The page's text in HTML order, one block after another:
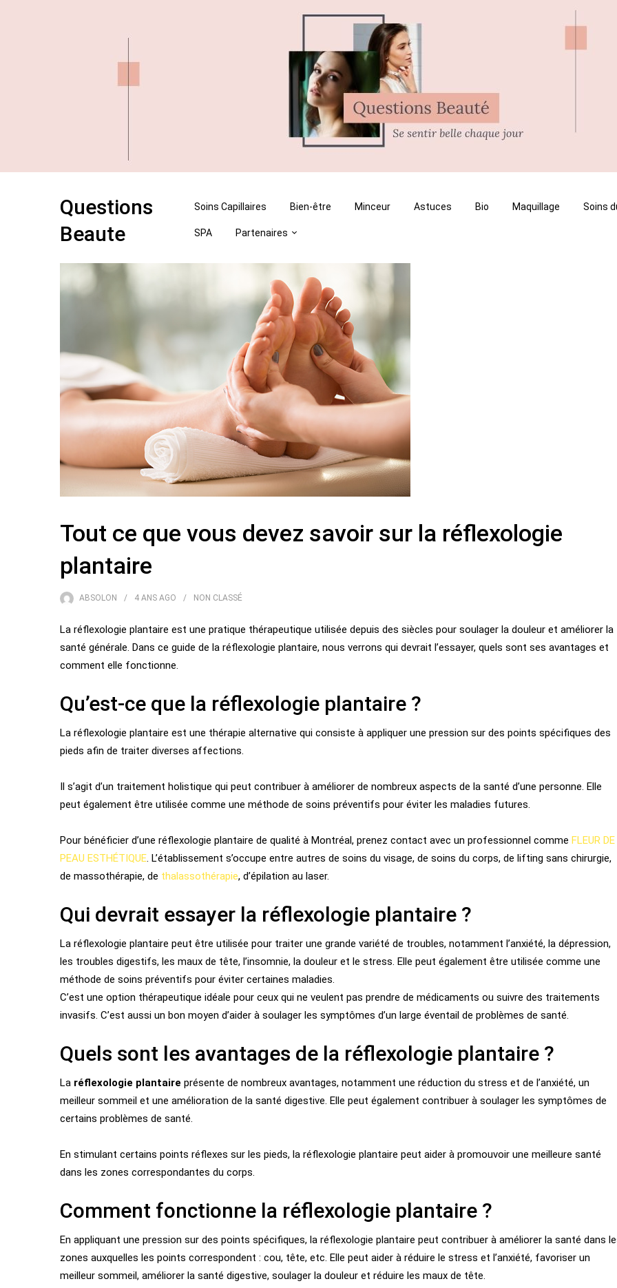
Questions
Beaute
Soins Capillaires Bien-être Minceur Astuces Bio Maquillage Soins
SPA Partenaires
Tout ce que vous devez savoir sur la réflexologie
plantaire
ABSOLON 4 ANS AGO NON CLASSÉ
La réflexologie plantaire est une pratique thérapeutique utilisée depuis des siècles pour soulager la douleur et améliorer la
santé générale. Dans ce guide de la réflexologie plantaire, nous verrons qui devrait l’essayer, quels sont ses avantages et
comment elle fonctionne.
Qu’est-ce que la réflexologie plantaire ?
La réflexologie plantaire est une thérapie alternative qui consiste à appliquer une pression sur des points spécifiques des
pieds afin de traiter diverses affections.
Il s’agit d’un traitement holistique qui peut contribuer à améliorer de nombreux aspects de la santé d’une personne. Elle
peut également être utilisée comme une méthode de soins préventifs pour éviter les maladies futures.
Pour bénéficier d’une réflexologie plantaire de qualité à Montréal, prenez contact avec un professionnel comme FLEUR DE
PEAU ESTHÉTIQUE. L’établissement s’occupe entre autres de soins du visage, de soins du corps, de lifting sans chirurgie,
de massothérapie, de thalassothérapie, d’épilation au laser.
Qui devrait essayer la réflexologie plantaire ?
La réflexologie plantaire peut être utilisée pour traiter une grande variété de troubles, notamment l’anxiété, la dépression,
les troubles digestifs, les maux de tête, l’insomnie, la douleur et le stress. Elle peut également être utilisée comme une
méthode de soins préventifs pour éviter certaines maladies.
C’est une option thérapeutique idéale pour ceux qui ne veulent pas prendre de médicaments ou suivre des traitements
invasifs. C’est aussi un bon moyen d’aider à soulager les symptômes d’un large éventail de problèmes de santé.
Quels sont les avantages de la réflexologie plantaire ?
La réflexologie plantaire présente de nombreux avantages, notamment une réduction du stress et de l’anxiété, un
meilleur sommeil et une amélioration de la santé digestive. Elle peut également contribuer à soulager les symptômes de
certains problèmes de santé.
En stimulant certains points réflexes sur les pieds, la réflexologie plantaire peut aider à promouvoir une meilleure santé
dans les zones correspondantes du corps.
Comment fonctionne la réflexologie plantaire ?
En appliquant une pression sur des points spécifiques, la réflexologie plantaire peut contribuer à améliorer la santé dans
zones auxquelles les points correspondent : cou, tête, etc. Elle peut aider à réduire le stress et l’anxiété, favoriser un
meilleur sommeil, améliorer la santé digestive, soulager la douleur et réduire les maux de tête.